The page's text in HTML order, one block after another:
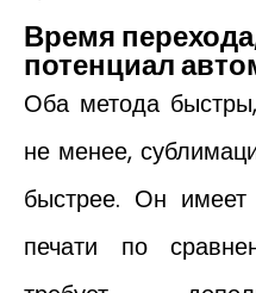
Время
потенциал
Оба метода
не менее,
быстрее. Он
печати по